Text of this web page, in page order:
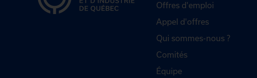
Offres d'emploi
Appel d'offres
Qui sommes-nous ?
Comités
Équipe